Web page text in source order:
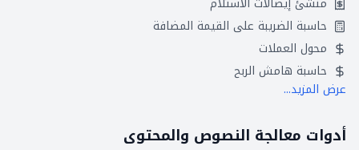
حاسبة الضريبة على القيمة المضافة
محول العملات
حاسبة هامش الربح
عرض المزيد...
أدوات معالجة النصوص والمحتوى